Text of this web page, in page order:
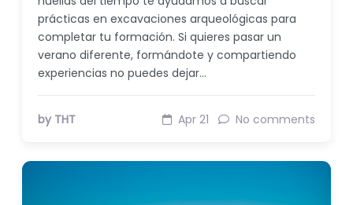
prácticas en excavaciones arqueológicas para
completar tu formación. Si quieres pasar un
verano diferente, formándote y compartiendo
experiencias no puedes dejar…
by THT Apr 21 No comments